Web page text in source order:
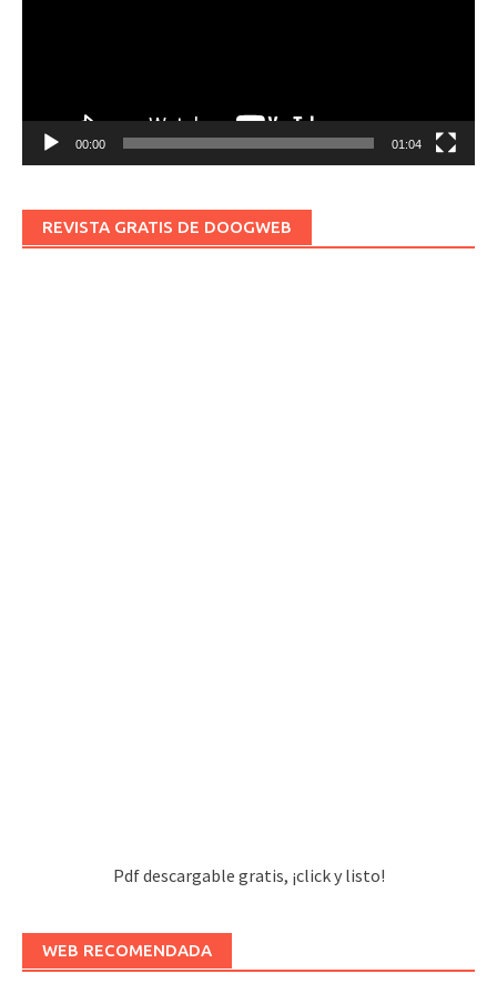
00:00 01:04
REVISTA GRATIS DE DOOGWEB
Pdf descargable gratis, ¡click y listo!
WEB RECOMENDADA